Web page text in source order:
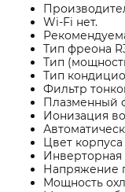
Wi-Fi нет.
Тип фреона
Тип
Тип
Фильтр
Плазменный
Ионизация
Цвет
Инверторная
Напряжение
Мощность